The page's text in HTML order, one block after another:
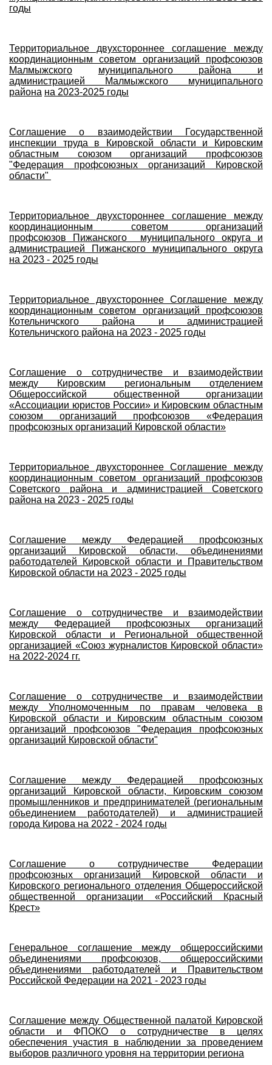
годы
Территориальное двухстороннее соглашение между
координационным советом организаций профсоюзов
Малмыжского
муниципального района и
администрацией Малмыжского муниципального
района на 2023-2025 годы
Соглашение о взаимодействии Государственной
инспекции труда в Кировской области и Кировским
областным союзом организаций профсоюзов
"Федерация профсоюзных организаций Кировской
области"
Территориальное двухстороннее соглашение между
координационным советом организаций
профсоюзов Пижанского муниципального округа и
администрацией Пижанского муниципального округа
на 2023 - 2025 годы
Территориальное двухстороннее Соглашение между
координационным советом организаций профсоюзов
Котельничского района и администрацией
Котельничского района на 2023 - 2025 годы
Соглашение о сотрудничестве и взаимодействии
между Кировским региональным отделением
Общероссийской общественной организации
«Ассоциации юристов России» и Кировским областным
союзом организаций профсоюзов «Федерация
профсоюзных организаций Кировской области»
Территориальное двухстороннее Соглашение между
координационным советом организаций профсоюзов
Советского района и администрацией Советского
района на 2023 - 2025 годы
Соглашение между Федерацией профсоюзных
организаций Кировской области, объединениями
работодателей Кировской области и Правительством
Кировской области на 2023 - 2025 годы
Соглашение о сотрудничестве и взаимодействии
между Федерацией профсоюзных организаций
Кировской области и Региональной общественной
организацией «Союз журналистов Кировской области»
на 2022-2024 гг.
Соглашение о сотрудничестве и взаимодействии
между Уполномоченным по правам человека в
Кировской области и Кировским областным союзом
организаций профсоюзов "Федерация профсоюзных
организаций Кировской области"
Соглашение между Федерацией профсоюзных
организаций Кировской области, Кировским союзом
промышленников и предпринимателей (региональным
объединением работодателей) и администрацией
города Кирова на 2022 - 2024 годы
Соглашение о сотрудничестве Федерации
профсоюзных организаций Кировской области и
Кировского регионального отделения Общероссийской
общественной организации «Российский Красный
Крест»
Генеральное соглашение между общероссийскими
объединениями профсоюзов, общероссийскими
объединениями работодателей и Правительством
Российской Федерации на 2021 - 2023 годы
Соглашение между Общественной палатой Кировской
области и ФПОКО о сотрудничестве в целях
обеспечения участия в наблюдении за проведением
выборов различного уровня на территории региона